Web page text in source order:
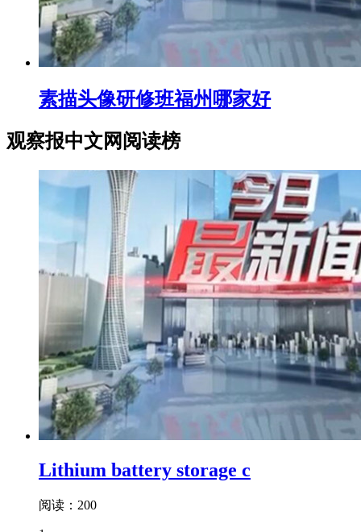
素描头像研修班福州哪家好
观察报中文网阅读榜
Lithium battery storage c
阅读：200